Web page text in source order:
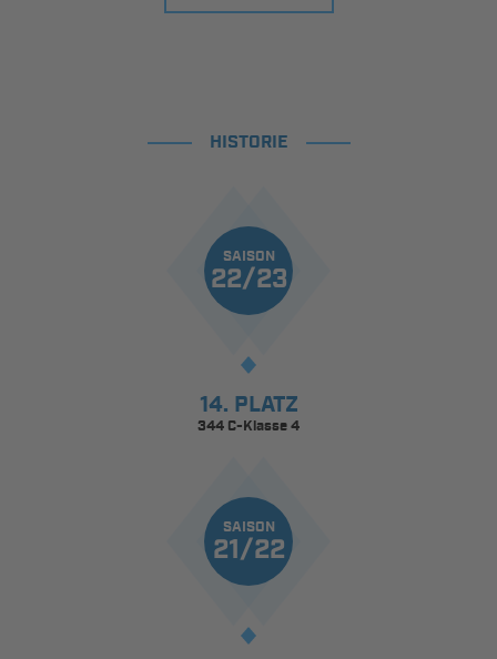
HISTORIE
SAISON
22/23
14. PLATZ
344 C-Klasse 4
SAISON
21/22